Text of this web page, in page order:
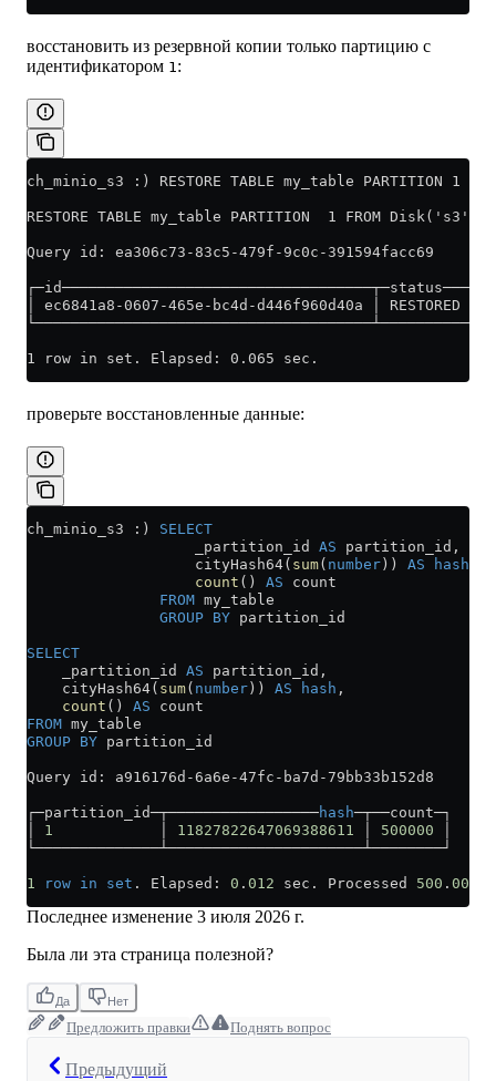
восстановить из резервной копии только партицию с
идентификатором 1 :
ch_minio_s3 :) RESTORE TABLE my_table PARTITION 1
RESTORE TABLE my_table PARTITION  1 FROM
Query id: ea306c73-83c5-479f-9c0c-391594facc69
┌─id───────────────────────────────────┬─status───┐
│ ec6841a8-0607-465e-bc4d-d446f960d40a │ RESTORED │
└──────────────────────────────────────┴──────────┘
1 row in set. Elapsed: 0.065 sec.
проверьте восстановленные данные:
ch_minio_s3 :) SELECT
                   _partition_id
AS partition_id,
                   cityHash64(
sum( number)) AS hash
                   count
() AS count
               FROM
my_table
               GROUP BY
partition_id
SELECT
    _partition_id
AS partition_id,
    cityHash64(
sum( number)) AS hash ,
    count
() AS count
FROM my_table
GROUP BY partition_id
Query id: a916176d -6a6e -47fc - ba7d -79bb33b152d8
┌─partition_id─┬─────────────────hash─┬──count─┐
1 11827822647069388611 500000
└──────────────┴──────────────────────┴────────┘
1 row in set . Elapsed: 0 . 012 sec. Processed 500 . 00
Последнее изменение 3 июля 2026 г.
Была ли эта страница полезной?
Да Нет
Предложить правки Поднять вопрос
Предыдущий